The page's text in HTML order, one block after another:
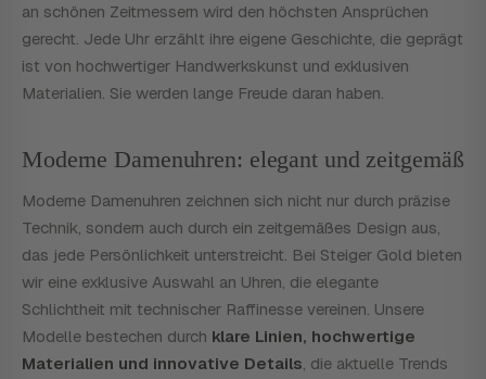
an schönen Zeitmessern wird den höchsten Ansprüchen
gerecht. Jede Uhr erzählt ihre eigene Geschichte, die geprägt
ist von hochwertiger Handwerkskunst und exklusiven
Materialien. Sie werden lange Freude daran haben.
Moderne Damenuhren: elegant und zeitgemäß
Moderne Damenuhren zeichnen sich nicht nur durch präzise
Technik, sondern auch durch ein zeitgemäßes Design aus,
das jede Persönlichkeit unterstreicht. Bei Steiger Gold bieten
wir eine exklusive Auswahl an Uhren, die elegante
Schlichtheit mit technischer Raffinesse vereinen. Unsere
Modelle bestechen durch klare Linien, hochwertige
Materialien und innovative Details, die aktuelle Trends